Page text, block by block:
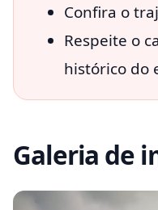
Confira o
Respeite o
histórico do
Galeria de